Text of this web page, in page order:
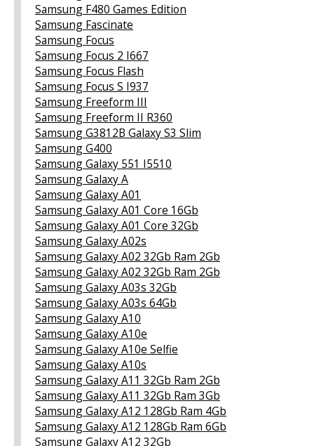
Samsung F480 Games Edition
Samsung Fascinate
Samsung Focus
Samsung Focus 2 I667
Samsung Focus Flash
Samsung Focus S I937
Samsung Freeform III
Samsung Freeform II R360
Samsung G3812B Galaxy S3 Slim
Samsung G400
Samsung Galaxy 551 I5510
Samsung Galaxy A
Samsung Galaxy A01
Samsung Galaxy A01 Core 16Gb
Samsung Galaxy A01 Core 32Gb
Samsung Galaxy A02s
Samsung Galaxy A02 32Gb Ram 2Gb
Samsung Galaxy A02 32Gb Ram 2Gb
Samsung Galaxy A03s 32Gb
Samsung Galaxy A03s 64Gb
Samsung Galaxy A10
Samsung Galaxy A10e
Samsung Galaxy A10e Selfie
Samsung Galaxy A10s
Samsung Galaxy A11 32Gb Ram 2Gb
Samsung Galaxy A11 32Gb Ram 3Gb
Samsung Galaxy A12 128Gb Ram 4Gb
Samsung Galaxy A12 128Gb Ram 6Gb
Samsung Galaxy A12 32Gb